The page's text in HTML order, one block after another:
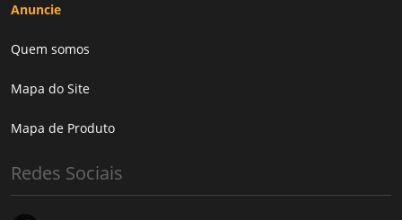
Anuncie
Quem somos
Mapa do Site
Mapa de Produto
Redes Sociais